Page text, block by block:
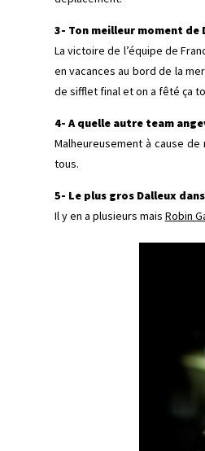
3- Ton meilleur moment
La victoire de l’équipe de
en vacances au bord de la
de sifflet final et on a fêté ça
4- A quelle autre team
Malheureusement à cause
tous.
5- Le plus gros Dalleux
Il y en a plusieurs mais Robin